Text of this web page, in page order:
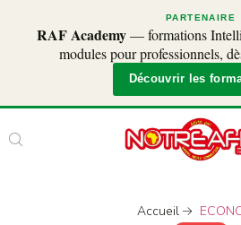
PARTENAIRE
RAF Academy— formations
modules pour professionnels,
Découvrir les
Accueil